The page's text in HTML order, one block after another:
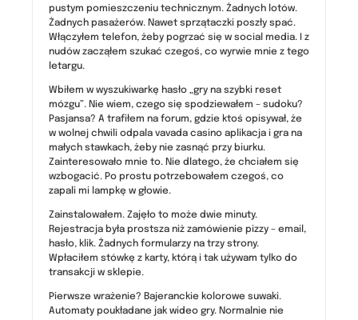
pustym pomieszczeniu technicznym. Żadnych lotów.
Żadnych pasażerów. Nawet sprzątaczki poszły spać.
Włączyłem telefon, żeby pogrzać się w social media. I z
nudów zacząłem szukać czegoś, co wyrwie mnie z tego
letargu.
Wbiłem w wyszukiwarkę hasło „gry na szybki reset
mózgu”. Nie wiem, czego się spodziewałem – sudoku?
Pasjansa? A trafiłem na forum, gdzie ktoś opisywał, że
w wolnej chwili odpala vavada casino aplikacja i gra na
małych stawkach, żeby nie zasnąć przy biurku.
Zainteresowało mnie to. Nie dlatego, że chciałem się
wzbogacić. Po prostu potrzebowałem czegoś, co
zapali mi lampkę w głowie.
Zainstalowałem. Zajęło to może dwie minuty.
Rejestracja była prostsza niż zamówienie pizzy – email,
hasło, klik. Żadnych formularzy na trzy strony.
Wpłaciłem stówkę z karty, którą i tak używam tylko do
transakcji w sklepie.
Pierwsze wrażenie? Bajeranckie kolorowe suwaki.
Automaty poukładane jak wideo gry. Normalnie nie